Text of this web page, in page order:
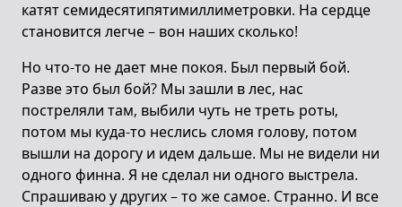
катят семидесятипятимиллиметровки. На сердце
становится легче – вон наших сколько!
Но что-то не дает мне покоя. Был первый бой.
Разве это был бой? Мы зашли в лес, нас
постреляли там, выбили чуть не треть роты,
потом мы куда-то неслись сломя голову, потом
вышли на дорогу и идем дальше. Мы не видели ни
одного финна. Я не сделал ни одного выстрела.
Спрашиваю у других – то же самое. Странно. И все